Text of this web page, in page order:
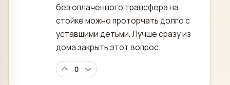
без оплаченного трансфера на
стойке можно проторчать долго с
уставшими детьми. Лучше сразу из
дома закрыть этот вопрос.
0